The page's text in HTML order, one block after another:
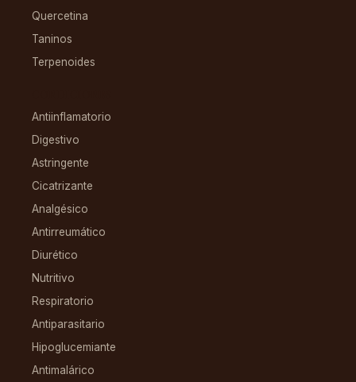
Quercetina
Taninos
Terpenoides
Antiinflamatorio
Digestivo
Astringente
Cicatrizante
Analgésico
Antirreumático
Diurético
Nutritivo
Respiratorio
Antiparasitario
Hipoglucemiante
Antimalárico